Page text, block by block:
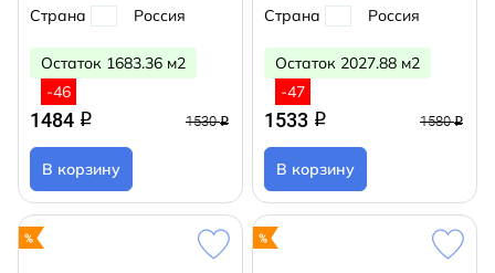
Страна
Россия
Остаток 1683.36 м2
-46
1484 q 1530q
В корзину
Страна
Россия
Остаток 2027.88 м2
-47
1533 q 1580q
В корзину